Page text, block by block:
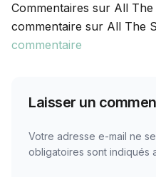
Commentaires sur All
commentaire sur All The
commentaire
Laisser un
Votre adresse e-mail ne
obligatoires sont indiqués